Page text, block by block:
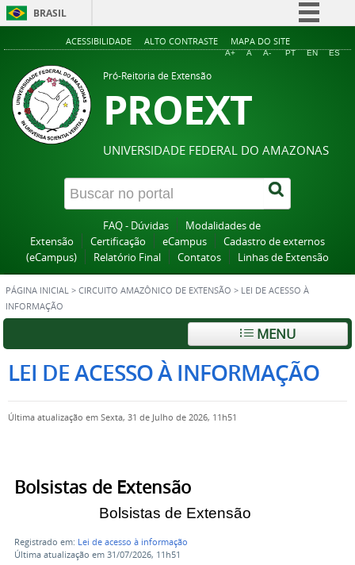
BRASIL
Simplifique!
Acesso à informação
ACESSIBILIDADE ALTO CONTRASTE MAPA DO SITE
A+ A A- PT EN ES
Pró-Reitoria de Extensão
PROEXT
UNIVERSIDADE FEDERAL DO AMAZONAS
FAQ - Dúvidas
Modalidades de
Extensão
Certificação eCampus
Cadastro de externos
(eCampus)
Relatório Final Contatos Linhas de Extensão
PÁGINA INICIAL > CIRCUITO AMAZÔNICO DE EXTENSÃO > LEI DE ACESSO À
INFORMAÇÃO
MENU
LEI DE ACESSO À INFORMAÇÃO
Última atualização em Sexta, 31 de Julho de 2026, 11h51
Bolsistas de Extensão
Bolsistas de Extensão
Registrado em: Lei de acesso à informação
Última atualização em 31/07/2026, 11h51